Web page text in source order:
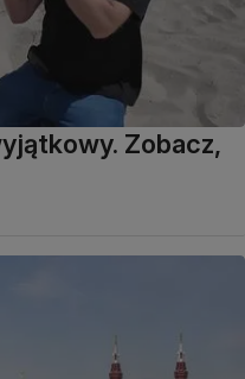
Zobacz,